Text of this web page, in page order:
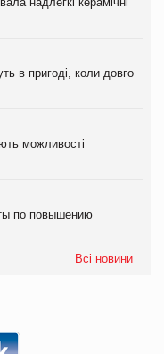
в пригоді, коли довго
можливості
по повышению
Всі новини